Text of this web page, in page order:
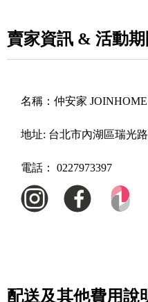
賣家資訊 & 活動期
名稱： 仲安家 JOINHOME
地址: 台北市內湖區瑞光
電話： 0227973397
配送及其他費用說